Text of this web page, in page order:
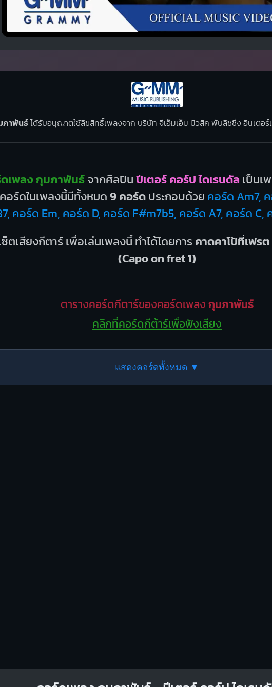
ภาพันธ์ได้รับอนุญาตใช้ลิขสิทธิ์เพลงจาก บริษัท จีเอ็มเอ็ม มิวสิค พับลิชชิ่ง อินเตอร์
เพลง กุมภาพันธ์จากศิลปินปีเตอร์ คอร์ป ไดเรนดัล เป็นเ
อร์ดในเพลงนี้มีทั้งหมด9 คอร์ดประกอบด้วย คอร์ด Am7,
คอร์ด Em, คอร์ด D, คอร์ด F#m7b5, คอร์ด A7, คอร์ด C,
ซ็ตเสียงกีตาร์ เพื่อเล่นเพลงนี้ ทำได้โดยการ คาดคาโป้ที่เฟร
(Capo on fret 1)
ตารางคอร์ดกีตาร์ของคอร์ดเพลงกุมภาพันธ์
คลิกที่คอร์ดกีต้าร์เพื่อฟังเสียง
แสดงคอร์ดทั้งหมด ▼